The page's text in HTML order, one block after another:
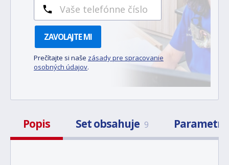
ZAVOLAJTE MI
Prečítajte si naše zásady pre spracovanie
osobných údajov.
Popis Set obsahuje 9 Parametre